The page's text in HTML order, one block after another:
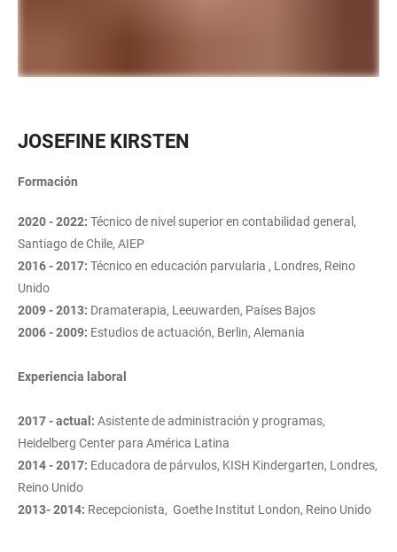
JOSEFINE KIRSTEN
Formación
2020 - 2022: Técnico de nivel superior en contabilidad general,
Santiago de Chile, AIEP
2016 - 2017: Técnico en educación parvularia , Londres, Reino
Unido
2009 - 2013: Dramaterapia, Leeuwarden, Países Bajos
2006 - 2009: Estudios de actuación, Berlin, Alemania
Experiencia laboral
2017 - actual: Asistente de administración y programas,
Heidelberg Center para América Latina
2014 - 2017: Educadora de párvulos, KISH Kindergarten, Londres,
Reino Unido
2013- 2014: Recepcionista, Goethe Institut London, Reino Unido